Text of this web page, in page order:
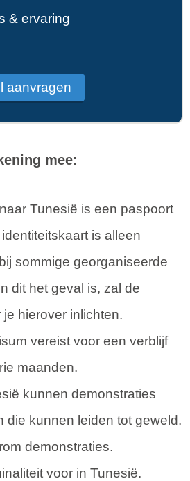
& ervaring
aanvragen
mee:
Tunesië is een paspoort
is alleen
sommige georganiseerde
dit het geval is, zal de
hierover inlichten.
vereist voor een verblijf
maanden.
kunnen demonstraties
die kunnen leiden tot geweld.
demonstraties.
voor in Tunesië.